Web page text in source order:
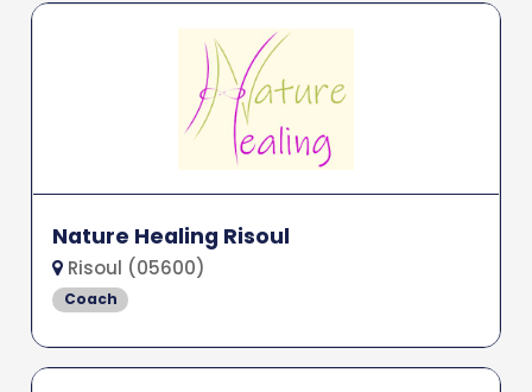
Nature Healing Risoul
Risoul (05600)
Coach